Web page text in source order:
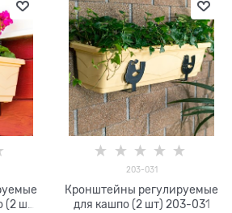
шт)
203-031
Кронштейны регулируемые
для кашпо (2 шт) 203-031